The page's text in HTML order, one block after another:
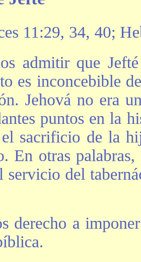
11:29, 34, 40;
admitir que
es inconcebible
Jehová no era
puntos en la
sacrificio de la
En otras
servicio del
derecho a